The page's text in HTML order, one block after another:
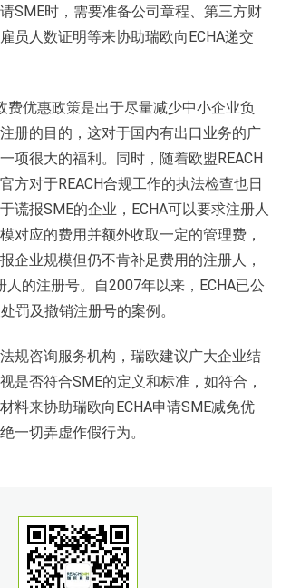
SME时，需要准备公司章程、第三方财
员人数证明等来协助瑞欧向ECHA递交
费优惠政策是出于尽量减少中小企业负
册的目的，这对于国内有出口业务的广
项很大的福利。同时，随着欧盟REACH
方对于REACH合规工作的执法检查也日
谎报SME的企业，ECHA可以要求注册人
对应的费用并额外收取一定的管理费，
企业规模但仍不肯补足费用的注册人，
人的注册号。自2007年以来，ECHA已公
罚及撤销注册号的案例。
规咨询服务机构，瑞欧建议广大企业结
是否符合SME的定义和标准，如符合，
料来协助瑞欧向ECHA申请SME减免优
一切弄虚作假行为。